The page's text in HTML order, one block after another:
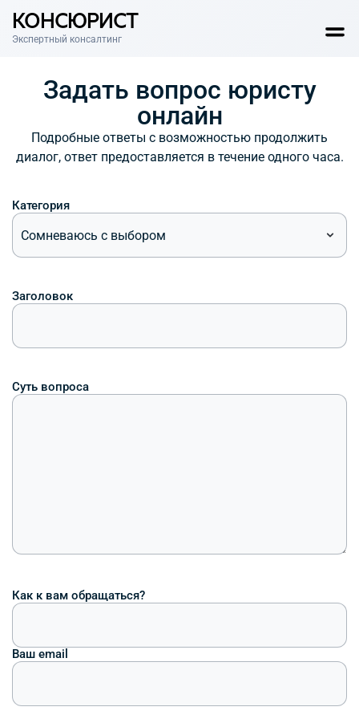
КОНСЮРИСТ
Экспертный консалтинг
Задать вопрос юристу
онлайн
Подробные ответы с возможностью продолжить
диалог, ответ предоставляется в течение одного часа.
Категория
Сомневаюсь с выбором
Заголовок
Суть вопроса
Как к вам обращаться?
Ваш email